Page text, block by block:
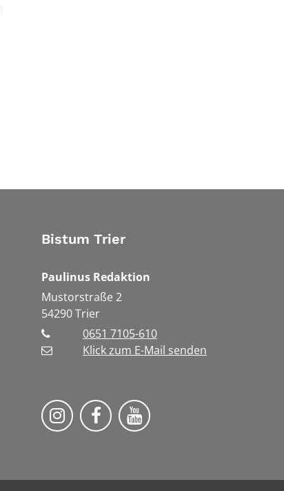
Bistum Trier
Paulinus Redaktion
Mustorstraße 2
54290Trier
0651 7105-610
Klick zum E-Mail senden
Bistum Trier auf Instragram
Bistum Trier auf Facebook
Bistum Trier auf